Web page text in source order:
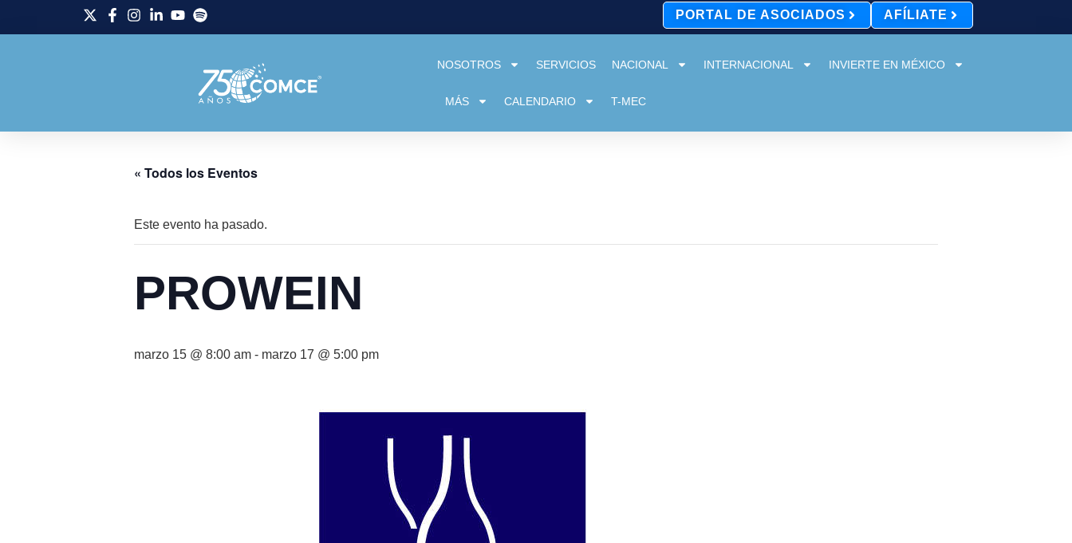
PORTAL DE ASOCIADOS AFÍLIATE
NOSOTROS SERVICIOS NACIONAL INTERNACIONAL INVIERTE EN MÉXICO
MÁS CALENDARIO T-MEC
« Todos los Eventos
Este evento ha pasado.
PROWEIN
marzo 15 @ 8:00 am - marzo 17 @ 5:00 pm